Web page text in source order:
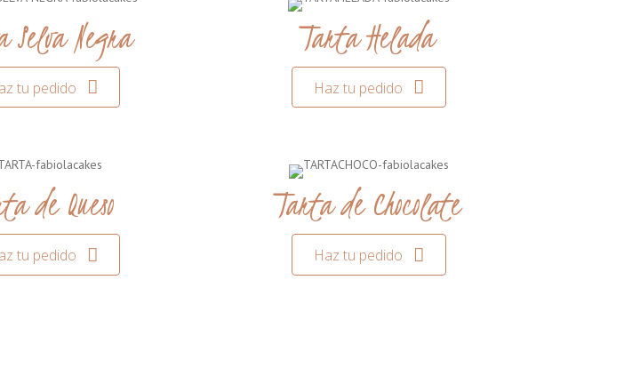
Selva Negra
tu pedido
Tarta Helada
Haz tu pedido
de Queso
tu pedido
Tarta de Chocolate
Haz tu pedido